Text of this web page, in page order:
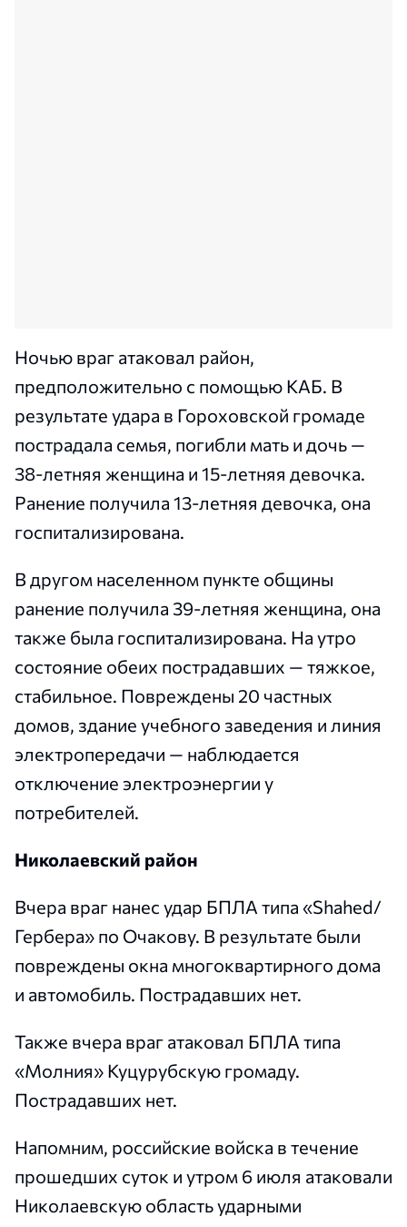
Ночью враг атаковал район,
предположительно с помощью КАБ. В
результате удара в Гороховской громаде
пострадала семья, погибли мать и дочь —
38-летняя женщина и 15-летняя девочка.
Ранение получила 13-летняя девочка, она
госпитализирована.
В другом населенном пункте общины
ранение получила 39-летняя женщина, она
также была госпитализирована. На утро
состояние обеих пострадавших — тяжкое,
стабильное. Повреждены 20 частных
домов, здание учебного заведения и линия
электропередачи — наблюдается
отключение электроэнергии у
потребителей.
Николаевский район
Вчера враг нанес удар БПЛА типа «Shahed/
Гербера» по Очакову. В результате были
повреждены окна многоквартирного дома
и автомобиль. Пострадавших нет.
Также вчера враг атаковал БПЛА типа
«Молния» Куцурубскую громаду.
Пострадавших нет.
Напомним, российские войска в течение
прошедших суток и утром 6 июля атаковали
Николаевскую область ударными